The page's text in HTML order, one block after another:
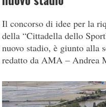
Il concorso di idee per la
della “Cittadella dello
nuovo stadio, è giunto alla
redatto da AMA – Andrea